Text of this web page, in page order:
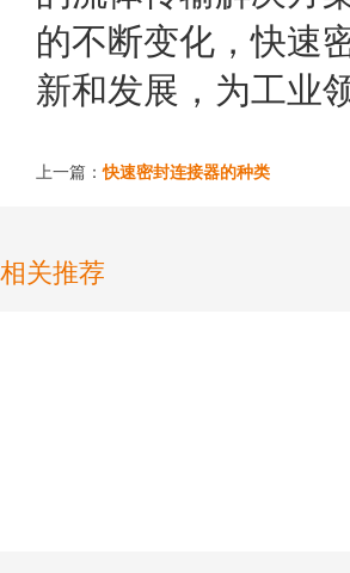
的不断变化，快速
新和发展，为工业
上一篇：快速密封连接器的种类
相关推荐